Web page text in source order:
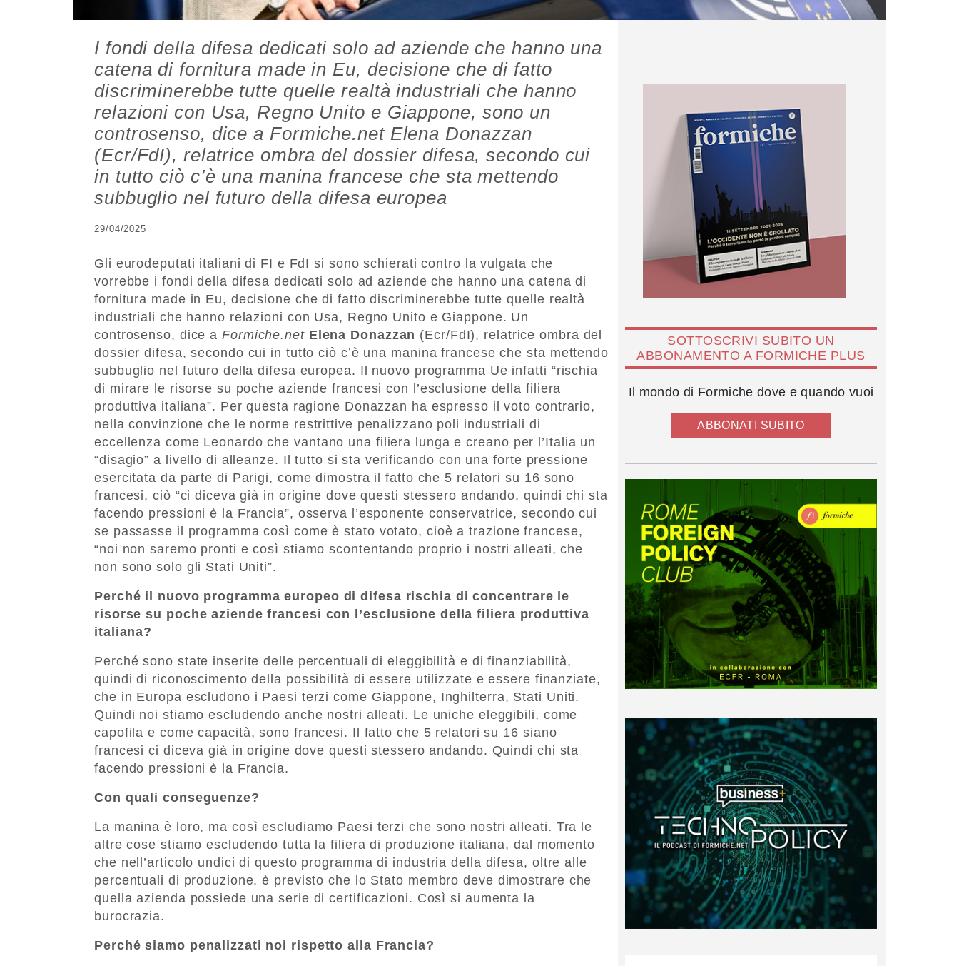
I fondi della difesa dedicati solo ad aziende che hanno una
catena di fornitura made in Eu, decisione che di fatto
discriminerebbe tutte quelle realtà industriali che hanno
relazioni con Usa, Regno Unito e Giappone, sono un
controsenso, dice a Formiche.net Elena Donazzan
(Ecr/FdI), relatrice ombra del dossier difesa, secondo cui
in tutto ciò c’è una manina francese che sta mettendo
subbuglio nel futuro della difesa europea
29/04/2025
Gli eurodeputati italiani di FI e FdI si sono schierati contro la vulgata che
vorrebbe i fondi della difesa dedicati solo ad aziende che hanno una catena di
fornitura made in Eu, decisione che di fatto discriminerebbe tutte quelle realtà
industriali che hanno relazioni con Usa, Regno Unito e Giappone. Un
controsenso, dice a Formiche.net Elena Donazzan (Ecr/FdI), relatrice ombra del
dossier difesa, secondo cui in tutto ciò c’è una manina francese che sta mettendo
subbuglio nel futuro della difesa europea. Il nuovo programma Ue infatti “rischia
di mirare le risorse su poche aziende francesi con l’esclusione della filiera
produttiva italiana”. Per questa ragione Donazzan ha espresso il voto contrario,
nella convinzione che le norme restrittive penalizzano poli industriali di
eccellenza come Leonardo che vantano una filiera lunga e creano per l’Italia un
“disagio” a livello di alleanze. Il tutto si sta verificando con una forte pressione
esercitata da parte di Parigi, come dimostra il fatto che 5 relatori su 16 sono
francesi, ciò “ci diceva già in origine dove questi stessero andando, quindi chi sta
facendo pressioni è la Francia”, osserva l’esponente conservatrice, secondo cui
se passasse il programma così come è stato votato, cioè a trazione francese,
“noi non saremo pronti e così stiamo scontentando proprio i nostri alleati, che
non sono solo gli Stati Uniti”.
Perché il nuovo programma europeo di difesa rischia di concentrare le
risorse su poche aziende francesi con l’esclusione della filiera produttiva
italiana?
Perché sono state inserite delle percentuali di eleggibilità e di finanziabilità,
quindi di riconoscimento della possibilità di essere utilizzate e essere finanziate,
che in Europa escludono i Paesi terzi come Giappone, Inghilterra, Stati Uniti.
Quindi noi stiamo escludendo anche nostri alleati. Le uniche eleggibili, come
capofila e come capacità, sono francesi. Il fatto che 5 relatori su 16 siano
francesi ci diceva già in origine dove questi stessero andando. Quindi chi sta
facendo pressioni è la Francia.
Con quali conseguenze?
La manina è loro, ma così escludiamo Paesi terzi che sono nostri alleati. Tra le
altre cose stiamo escludendo tutta la filiera di produzione italiana, dal momento
che nell’articolo undici di questo programma di industria della difesa, oltre alle
percentuali di produzione, è previsto che lo Stato membro deve dimostrare che
quella azienda possiede una serie di certificazioni. Così si aumenta la
burocrazia.
Perché siamo penalizzati noi rispetto alla Francia?
SOTTOSCRIVI SUBITO UN
ABBONAMENTO A FORMICHE PLUS
Il mondo di Formiche dove e quando vuoi
ABBONATI SUBITO